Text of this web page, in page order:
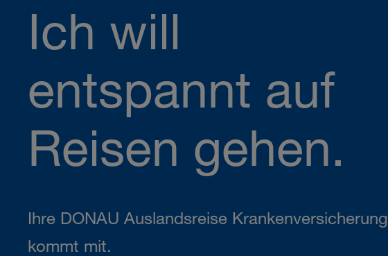
Ich will
entspannt auf
Reisen gehen.
Ihre DONAU Auslandsreise Krankenversicherung
kommt mit.